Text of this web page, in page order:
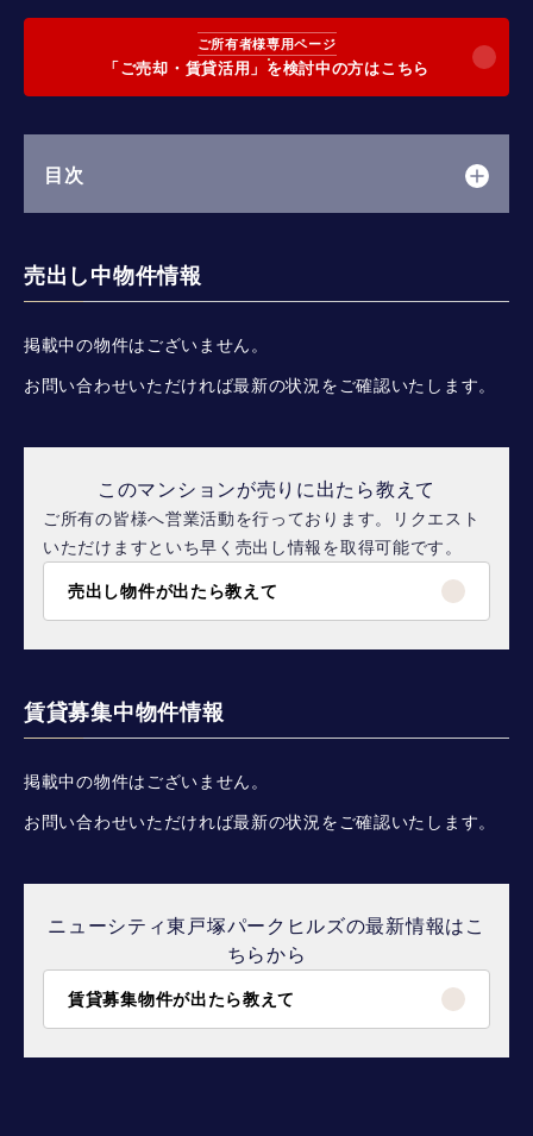
ご所有者様専用ページ
「ご売却・賃貸活用」を検討中の方はこちら
目次
売出し中物件情報
掲載中の物件はございません。
お問い合わせいただければ最新の状況をご確認いたします。
このマンションが売りに出たら教えて
ご所有の皆様へ営業活動を行っております。リクエスト
いただけますといち早く売出し情報を取得可能です。
売出し物件が出たら教えて
賃貸募集中物件情報
掲載中の物件はございません。
お問い合わせいただければ最新の状況をご確認いたします。
ニューシティ東戸塚パークヒルズの最新情報はこ
ちらから
賃貸募集物件が出たら教えて